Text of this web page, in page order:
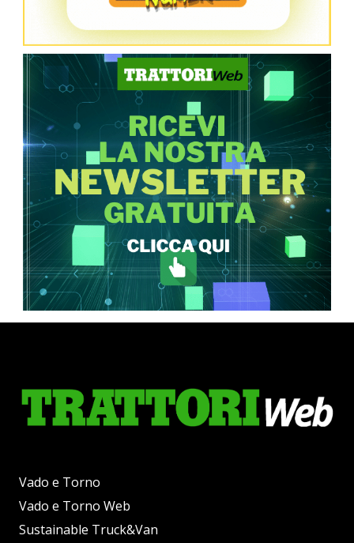
Vado e Torno
Vado e Torno Web
Sustainable Truck&Van